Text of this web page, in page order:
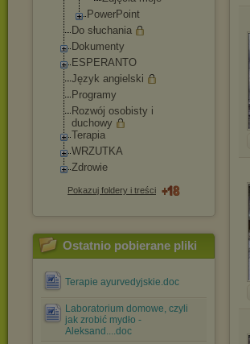
PowerPoint
Do słuchania
Dokumenty
ESPERANTO
Język angielski
Programy
Rozwój osobisty i
duchowy
Terapia
WRZUTKA
Zdrowie
Pokazuj foldery i treści
Ostatnio pobierane pliki
Terapie ayurvedyjskie.doc
Laboratorium domowe, czyli
jak zrobić mydło -
Aleksand....doc